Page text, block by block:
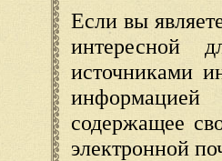
Если вы
интересной
источниками
содержащее
электронной